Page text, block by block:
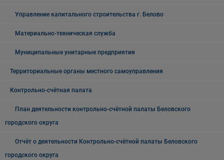
Управление капитального строительства г. Белово
Материально-техническая служба
Муниципальные унитарные предприятия
Территориальные органы местного самоуправления
Контрольно-счётная палата
План деятельности контрольно-счётной палаты Беловского
городского округа
Отчёт о деятельности Контрольно-счётной палаты Беловского
городского округа